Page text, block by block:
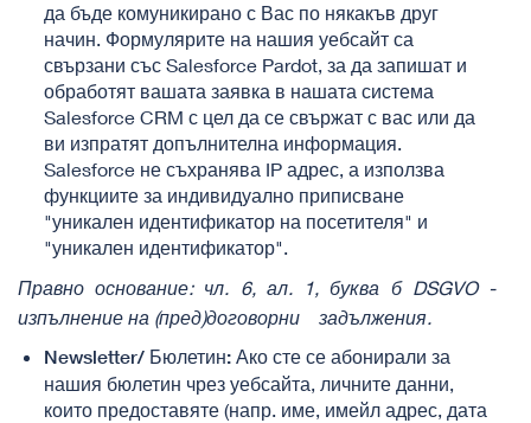
да бъде комуникирано с Вас по някакъв друг
начин. Формулярите на нашия уебсайт са
свързани със Salesforce Pardot, за да запишат и
обработят вашата заявка в нашата система
Salesforce CRM с цел да се свържат с вас или да
ви изпратят допълнителна информация.
Salesforce не съхранява IP адрес, а използва
функциите за индивидуално приписване
"уникален идентификатор на посетителя" и
"уникален идентификатор".
Правно основание: чл. 6, ал. 1, буква б DSGVO -
изпълнение на (пред)договорни
задължения.
Newsletter/ Бюлетин: Ако сте се абонирали за
нашия бюлетин чрез уебсайта, личните данни,
които предоставяте (напр. име, имейл адрес, дата